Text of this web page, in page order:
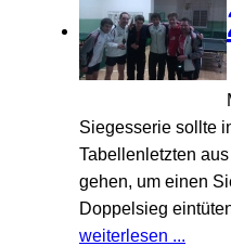
Siegesserie sollte
Tabellenletzten
gehen, um einen
Doppelsieg
weiterlesen ...